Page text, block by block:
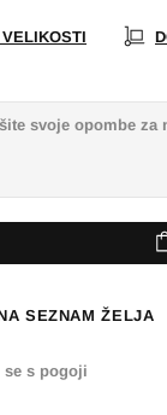
SEZNAM ŽELJA
se s pogoji